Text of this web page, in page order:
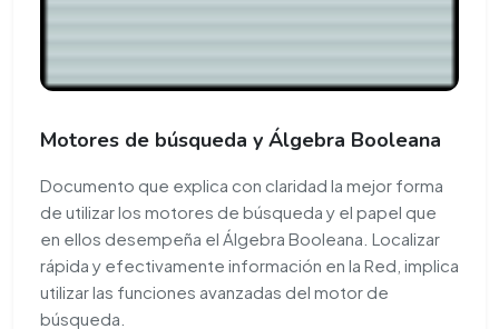
Motores de búsqueda y Álgebra Booleana
Documento que explica con claridad la mejor forma
de utilizar los motores de búsqueda y el papel que
en ellos desempeña el Álgebra Booleana. Localizar
rápida y efectivamente información en la Red, implica
utilizar las funciones avanzadas del motor de
búsqueda.